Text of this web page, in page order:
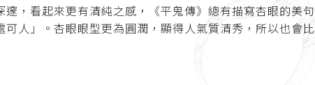
，看起來更有清純之感，《平鬼傳》總有描寫杏眼的美
人」。杏眼眼型更為圓潤，顯得人氣質清秀，所以也會